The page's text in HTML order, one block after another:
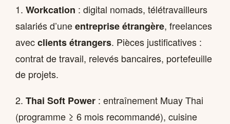
1. Workcation : digital nomads, télétravailleurs
salariés d’uneentreprise étrangère, freelances
avecclients étrangers. Pièces justificatives :
contrat de travail, relevés bancaires, portefeuille
de projets.
2. Thai Soft Power : entraînement Muay Thai
(programme ≥ 6 mois recommandé), cuisine